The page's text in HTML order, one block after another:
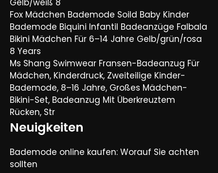
Fox Mädchen Bademode Soild Baby Kinder
Bademode Biquini Infantil Badeanzüge Falbala
Bikini Mädchen Für 6–14 Jahre Gelb/grün/rosa
8 Years
Ms Shang Swimwear Fransen-Badeanzug Für
Mädchen, Kinderdruck, Zweiteilige Kinder-
Bademode, 8–16 Jahre, Großes Mädchen-
Bikini-Set, Badeanzug Mit Überkreuztem
Rücken, Str
Neuigkeiten
Bademode online kaufen: Worauf Sie achten
sollten